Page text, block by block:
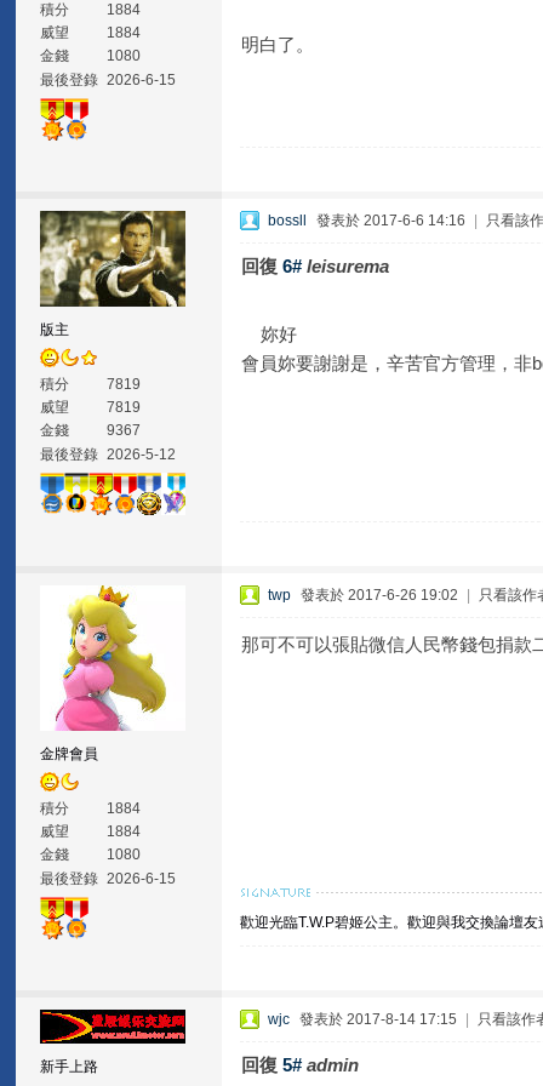
積分
1884
威望
1884
金錢
1080
最後登錄 2026-6-15
明白了。
版主
積分
7819
威望
7819
金錢
9367
最後登錄 2026-5-12
bossll 發表於 2017-6-6 14:16 只看該
回復6# leisurema
妳好
會員妳要謝謝是，辛苦官方管理，非
金牌會員
積分
1884
威望
1884
金錢
1080
最後登錄 2026-6-15
twp 發表於 2017-6-26 19:02 只看該作
那可不可以張貼微信人民幣錢包捐款
歡迎光臨T.W.P碧姬公主。歡迎與我交換論壇友
新手上路
wjc 發表於 2017-8-14 17:15 只看該作
回復5# admin